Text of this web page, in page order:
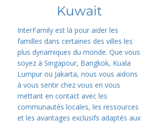
Kuwait
InterFamily est là pour aider les
familles dans certaines des villes les
plus dynamiques du monde. Que vous
soyez à Singapour, Bangkok, Kuala
Lumpur ou Jakarta, nous vous aidons
à vous sentir chez vous en vous
mettant en contact avec les
communautés locales, les ressources
et les avantages exclusifs adaptés aux